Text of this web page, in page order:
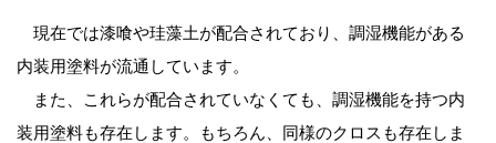
現在では漆喰や珪藻土が配合されており、調湿機能がある
内装用塗料が流通しています。
また、これらが配合されていなくても、調湿機能を持つ内
装用塗料も存在します。もちろん、同様のクロスも存在しま